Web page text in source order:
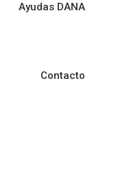
Ayudas DANA
Contacto